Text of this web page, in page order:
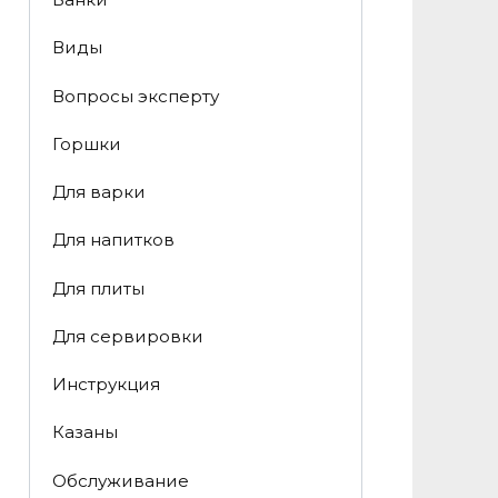
Виды
Вопросы эксперту
Горшки
Для варки
Для напитков
Для плиты
Для сервировки
Инструкция
Казаны
Обслуживание